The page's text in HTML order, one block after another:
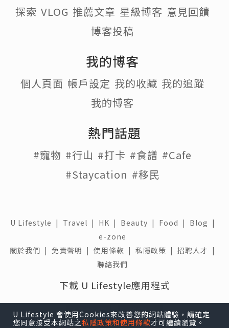
探索 VLOG 推薦文章 星級博客 意見回饋
博客投稿
我的博客
個人頁面 帳戶設定 我的收藏 我的追蹤
我的博客
熱門話題
#寵物 #行山 #打卡 #食譜 #Cafe
#Staycation #移民
U Lifestyle | Travel | HK | Beauty | Food | Blog |
e-zone
關於我們 | 免責聲明 | 使用條款 | 私隱政策 | 招聘人才 |
聯絡我們
下載 U Lifestyle應用程式
U Lifestyle 會使用Cookies來改善您的網站體驗，請確定
您同意接受本網站之私隱政策和使用條款才可繼續瀏覽。